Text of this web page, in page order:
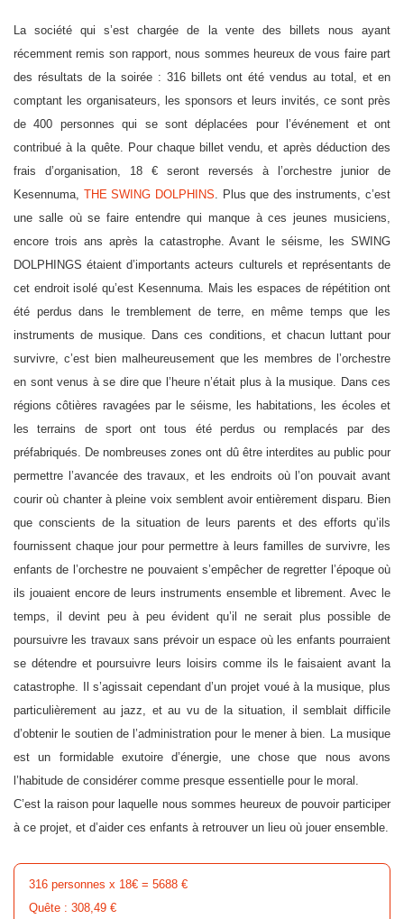
La société qui s’est chargée de la vente des billets nous ayant
récemment remis son rapport, nous sommes heureux de vous faire part
des résultats de la soirée : 316 billets ont été vendus au total, et en
comptant les organisateurs, les sponsors et leurs invités, ce sont près
de 400 personnes qui se sont déplacées pour l’événement et ont
contribué à la quête. Pour chaque billet vendu, et après déduction des
frais d’organisation, 18 € seront reversés à l’orchestre junior de
Kesennuma, THE SWING DOLPHINS . Plus que des instruments, c’est
une salle où se faire entendre qui manque à ces jeunes musiciens,
encore trois ans après la catastrophe. Avant le séisme, les SWING
DOLPHINGS étaient d’importants acteurs culturels et représentants de
cet endroit isolé qu’est Kesennuma. Mais les espaces de répétition ont
été perdus dans le tremblement de terre, en même temps que les
instruments de musique. Dans ces conditions, et chacun luttant pour
survivre, c’est bien malheureusement que les membres de l’orchestre
en sont venus à se dire que l’heure n’était plus à la musique. Dans ces
régions côtières ravagées par le séisme, les habitations, les écoles et
les terrains de sport ont tous été perdus ou remplacés par des
préfabriqués. De nombreuses zones ont dû être interdites au public pour
permettre l’avancée des travaux, et les endroits où l’on pouvait avant
courir où chanter à pleine voix semblent avoir entièrement disparu. Bien
que conscients de la situation de leurs parents et des efforts qu’ils
fournissent chaque jour pour permettre à leurs familles de survivre, les
enfants de l’orchestre ne pouvaient s’empêcher de regretter l’époque où
ils jouaient encore de leurs instruments ensemble et librement. Avec le
temps, il devint peu à peu évident qu’il ne serait plus possible de
poursuivre les travaux sans prévoir un espace où les enfants pourraient
se détendre et poursuivre leurs loisirs comme ils le faisaient avant la
catastrophe. Il s’agissait cependant d’un projet voué à la musique, plus
particulièrement au jazz, et au vu de la situation, il semblait difficile
d’obtenir le soutien de l’administration pour le mener à bien. La musique
est un formidable exutoire d’énergie, une chose que nous avons
l’habitude de considérer comme presque essentielle pour le moral.
C’est la raison pour laquelle nous sommes heureux de pouvoir participer
à ce projet, et d’aider ces enfants à retrouver un lieu où jouer ensemble.
316 personnes x 18€ = 5688 €
Quête : 308,49 €